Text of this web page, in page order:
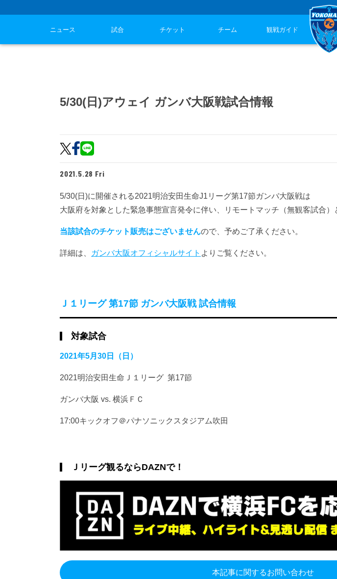
ニュース 試合 チケット チーム 観戦ガイド
5/30(日)アウェイ ガンバ大阪戦試合情報
2021.5.28 Fri
5/30(日)に開催される2021明治安田生命J1リーグ第17節ガンバ大阪戦は
大阪府を対象とした緊急事態宣言発令に伴い、リモートマッチ（無観客試合）
当該試合のチケット販売はございませんので、予めご了承ください。
詳細は、 ガンバ大阪オフィシャルサイト よりご覧ください。
Ｊ１リーグ 第17節 ガンバ大阪戦 試合情報
対象試合
2021年5月30日（日）
2021明治安田生命Ｊ１リーグ 第17節
ガンバ大阪 vs. 横浜ＦＣ
17:00キックオフ＠パナソニックスタジアム吹田
Ｊリーグ観るならDAZNで！
本記事に関するお問い合わせ